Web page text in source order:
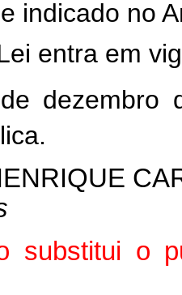
indicado no
entra em
dezembro
substitui o